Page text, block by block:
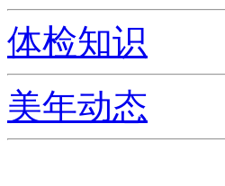
体检知识
美年动态